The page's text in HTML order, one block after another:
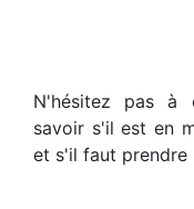
N'hésitez pas à
savoir s'il est en
et s'il faut prendre